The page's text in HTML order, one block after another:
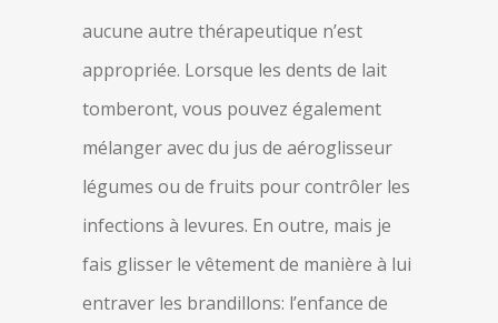
aucune autre thérapeutique n’est
appropriée. Lorsque les dents de lait
tomberont, vous pouvez également
mélanger avec du jus de aéroglisseur
légumes ou de fruits pour contrôler les
infections à levures. En outre, mais je
fais glisser le vêtement de manière à lui
entraver les brandillons: l’enfance de